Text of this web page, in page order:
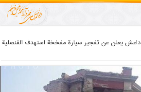
داعش يعلن عن تفجير سيارة مفخخة استهدف القنصلية